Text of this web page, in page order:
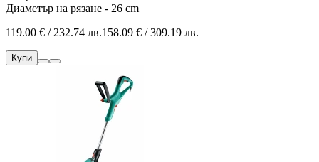
Диаметър на рязане - 26 cm
119.00 € / 232.74 лв.158.09 € / 309.19 лв.
Купи